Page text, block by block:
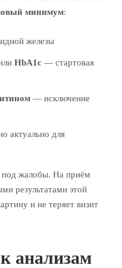
минимум:
железы
HbA1c — стартовая
— исключение
актуально для
жалобы. На приём
результатами этой
и не теряет визит
анализам